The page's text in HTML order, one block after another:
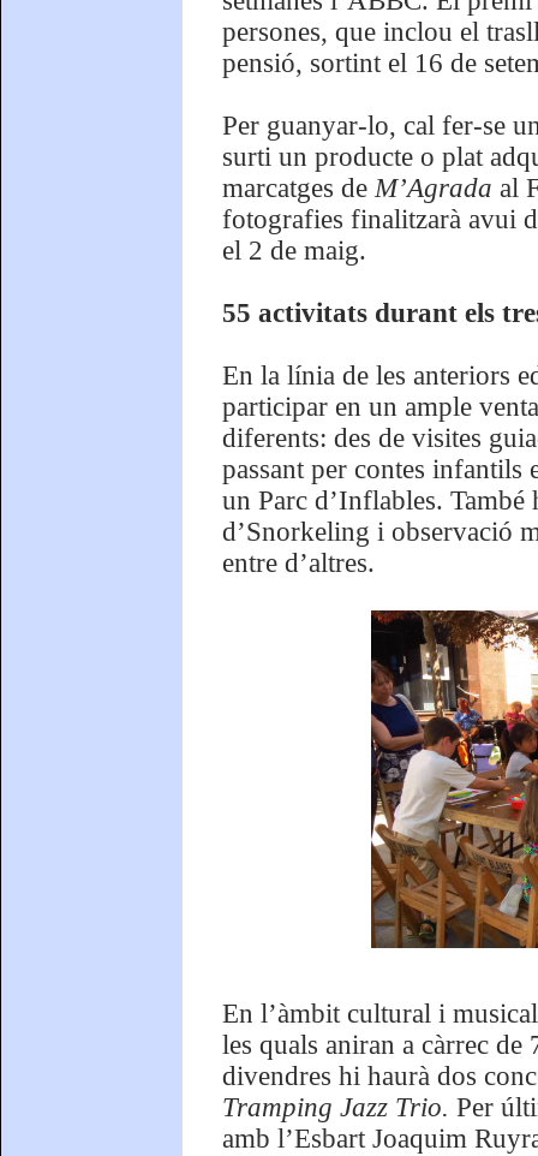
persones, que inclou el
pensió, sortint el 16 de
Per guanyar-lo, cal fer-se
surti un producte o plat
marcatges de M’Agrada al
fotografies finalitzarà avui
el 2 de maig.
55 activitats durant els
En la línia de les anteriors
participar en un ample
diferents: des de visites
passant per contes infantils
un Parc d’Inflables. També
d’Snorkeling i observació
entre d’altres.
En l’àmbit cultural i
les quals aniran a càrrec
divendres hi haurà dos
Tramping Jazz Trio. Per
amb l’Esbart Joaquim